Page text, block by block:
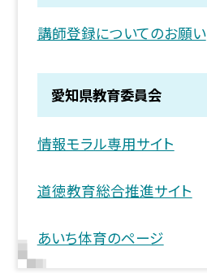
講師登録についてのお願い
愛知県教育委員会
情報モラル専用サイト
道徳教育総合推進サイト
あいち体育のページ